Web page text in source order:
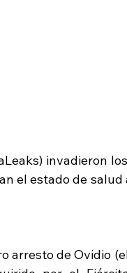
invadieron
el estado de salud
arresto de Ovidio